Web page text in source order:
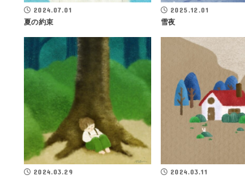
2024.07.01
夏の約束
2025.12.01
雪夜
2024.03.29 2024.03.11